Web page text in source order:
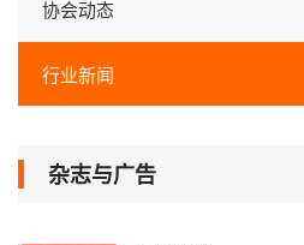
协会动态
行业新闻
杂志与广告